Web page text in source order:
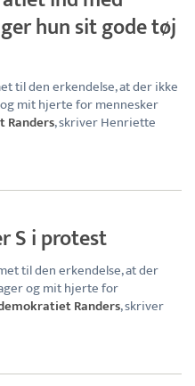
hun sit gode tøj
til den erkendelse, at der ikke
mit hjerte for mennesker
, skriver Henriette
S i protest
til den erkendelse, at der
og mit hjerte for
Randers, skriver